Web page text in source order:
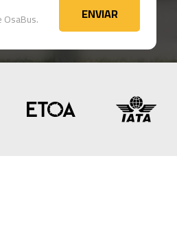
OsaBus. ENVIAR
ENVIAR